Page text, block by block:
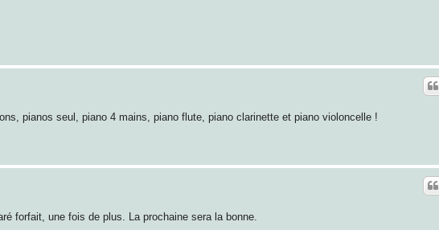
pianos seul, piano 4 mains, piano flute, piano clarinette et piano violoncelle !
forfait, une fois de plus. La prochaine sera la bonne.